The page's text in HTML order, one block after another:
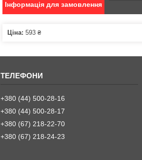
Інформація для замовлення
Ціна: 593 ₴
+380 (44) 500-28-16
+380 (44) 500-28-17
+380 (67) 218-22-70
+380 (67) 218-24-23